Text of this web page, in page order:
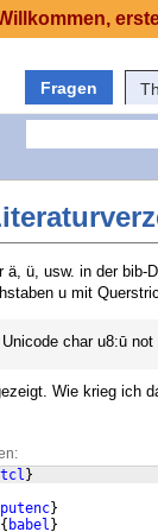
Fragen
ä, ü, usw. in der bib-
u mit
char u8:ū
Wie krieg ich
}
}
{ babel }